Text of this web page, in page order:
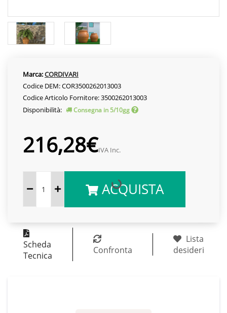
Marca:CORDIVARI
Codice DEM: COR3500262013003
Codice Articolo Fornitore: 3500262013003
Disponibilità:
Consegna in 5/10gg
216,28€IVA Inc.
ACQUISTA
Scheda
Tecnica
Confronta
Lista
desideri